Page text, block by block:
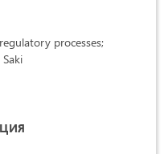
processes;